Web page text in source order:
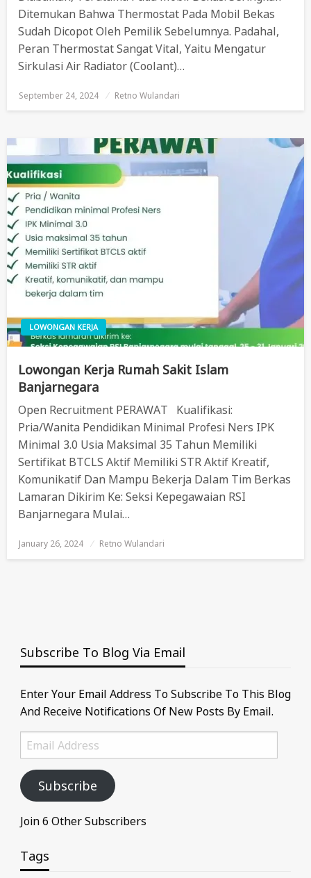
Ditemukan Bahwa Thermostat Pada Mobil Bekas
Sudah Dicopot Oleh Pemilik Sebelumnya. Padahal,
Peran Thermostat Sangat Vital, Yaitu Mengatur
Sirkulasi Air Radiator (coolant)…
Posted
On
September 24, 2024 Retno Wulandari
LOWONGAN KERJA
Lowongan Kerja Rumah Sakit Islam
Banjarnegara
Open Recruitment PERAWAT Kualifikasi:
Pria/Wanita Pendidikan Minimal Profesi Ners IPK
Minimal 3.0 Usia Maksimal 35 Tahun Memiliki
Sertifikat BTCLS Aktif Memiliki STR Aktif Kreatif,
Komunikatif Dan Mampu Bekerja Dalam Tim Berkas
Lamaran Dikirim Ke: Seksi Kepegawaian RSI
Banjarnegara Mulai…
Posted
January 26, 2024 Retno Wulandari
Subscribe To Blog Via Email
Enter Your Email Address To Subscribe To This Blog
And Receive Notifications Of New Posts By Email.
Email
Address
Subscribe
Join 6 Other Subscribers
Tags